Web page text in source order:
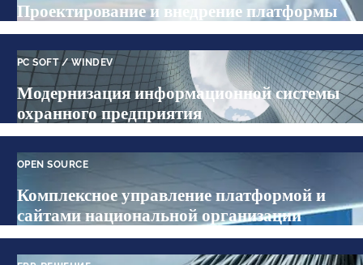
Проектирование и внедрение платформы
PC SOFT / WINDEV
Модернизация информационной системы
охранного предприятия
OPEN SOURCE
Комплексное управление платформой и
сайтами национальной организации